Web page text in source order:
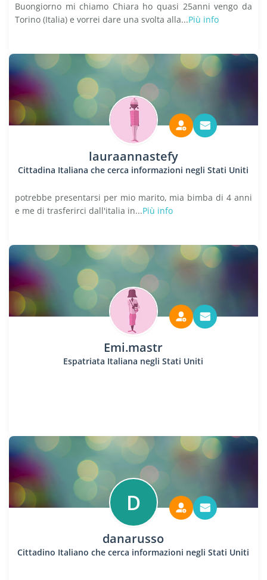
Buongiorno mi chiamo Chiara ho quasi 25anni vengo da
Torino (Italia) e vorrei dare una svolta alla...Più info
lauraannastefy
Cittadina Italiana che cerca informazioni negli Stati Uniti
potrebbe presentarsi per mio marito, mia bimba di 4 anni
e me di trasferirci dall'italia in...Più info
Emi.mastr
Espatriata Italiana negli Stati Uniti
D
danarusso
Cittadino Italiano che cerca informazioni negli Stati Uniti